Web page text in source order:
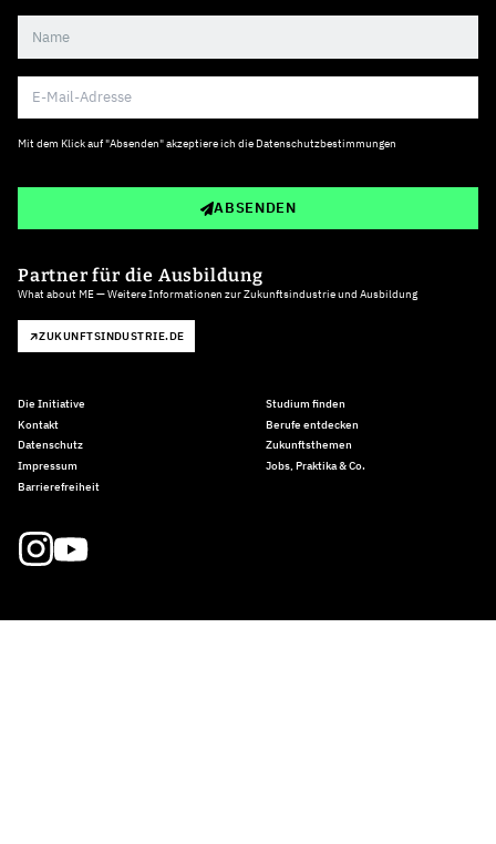
Mit dem Klick auf "Absenden" akzeptiere ich die Datenschutzbestimmungen
ABSENDEN
Partner für die Ausbildung
What about ME — Weitere Informationen zur Zukunftsindustrie und Ausbildung
ZUKUNFTSINDUSTRIE.DE
Die Initiative
Kontakt
Datenschutz
Impressum
Barrierefreiheit
Studium finden
Berufe entdecken
Zukunftsthemen
Jobs, Praktika & Co.